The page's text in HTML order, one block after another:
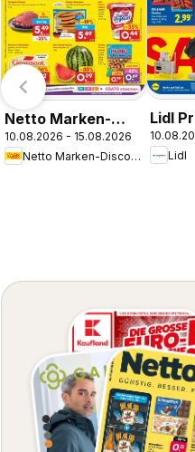
Netto Marken-
Discount Prospekt
Bremen-Lesum
10.08.2026 - 15.08.2026
Netto Marken-Discount
Lidl
Lidl